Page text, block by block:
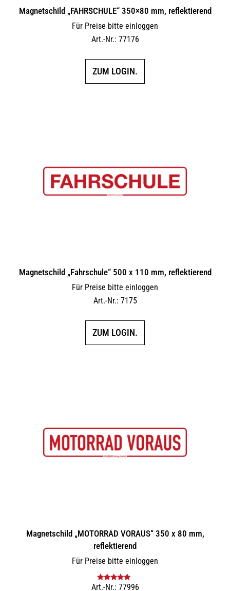
Magnetschild „FAHRSCHULE“ 350×80 mm, reflektierend
Für Preise bitte einloggen
Art.-Nr.: 77176
ZUM LOGIN.
Magnetschild „Fahrschule“ 500 x 110 mm, reflektierend
Für Preise bitte einloggen
Art.-Nr.: 7175
ZUM LOGIN.
Magnetschild „MOTORRAD VORAUS“ 350 x 80 mm,
reflektierend
Für Preise bitte einloggen
Bewertet mit
Art.-Nr.: 77996